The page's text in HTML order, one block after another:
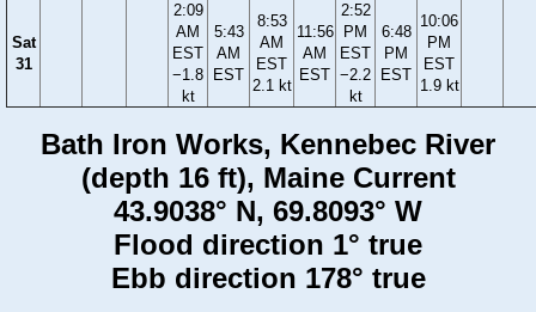
Sat
31
2:09
AM
EST
−1.8
kt
5:43
AM
EST
8:53
AM
EST
2.1 kt
11:56
AM
EST
2:52
PM
EST
−2.2
kt
6:48
PM
EST
10:06
PM
EST
1.9 kt
Bath Iron Works, Kennebec River
(depth 16 ft), Maine Current
43.9038° N, 69.8093° W
Flood direction 1° true
Ebb direction 178° true